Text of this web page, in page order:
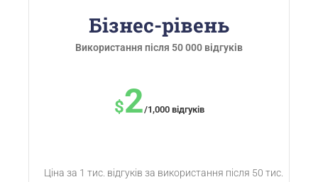
Бізнес-рівень
Використання після 50 000 відгуків
$2/1,000 відгуків
Ціна за 1 тис. відгуків за використання після 50 тис.